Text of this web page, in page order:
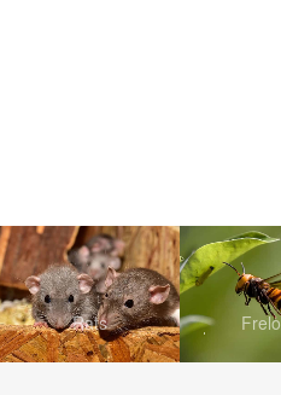
Rats